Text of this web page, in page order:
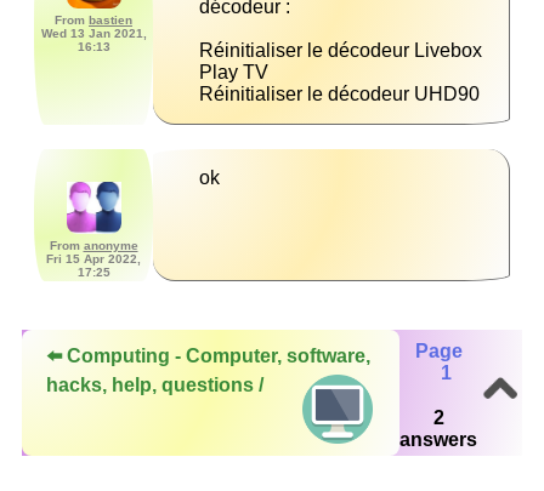
From bastien
Wed 13 Jan 2021,
16:13
Réinitialiser le décodeur Livebox
Réinitialiser le décodeur UHD90
From anonyme
Fri 15 Apr 2022,
17:25
ok
⬅️ Computing - Computer, software,
hacks, help, questions /
Page
1
2
answers